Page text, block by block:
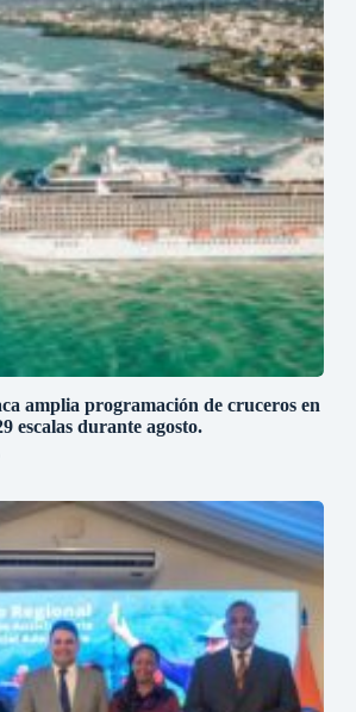
amplia programación de cruceros en
escalas durante agosto.